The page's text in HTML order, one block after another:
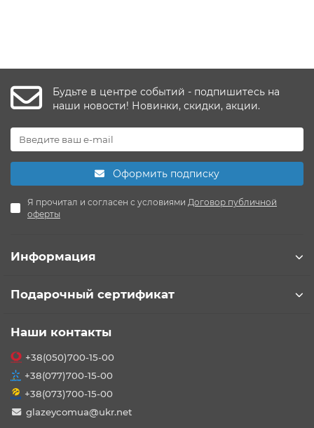
Будьте в центре событий - подпишитесь на
наши новости! Новинки, скидки, акции.
Оформить подписку
Я прочитал и согласен с условиями Договор публичной
оферты
Информация
Подарочный сертификат
Наши контакты
+38(050)700-15-00
+38(077)700-15-00
+38(073)700-15-00
glazeycomua@ukr.net